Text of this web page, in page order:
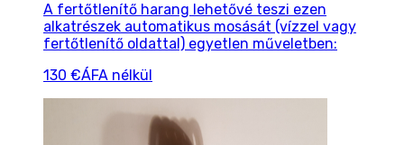
A fertőtlenítő harang lehetővé teszi ezen
alkatrészek automatikus mosását (vízzel vagy
fertőtlenítő oldattal) egyetlen műveletben:
130 €ÁFA nélkül